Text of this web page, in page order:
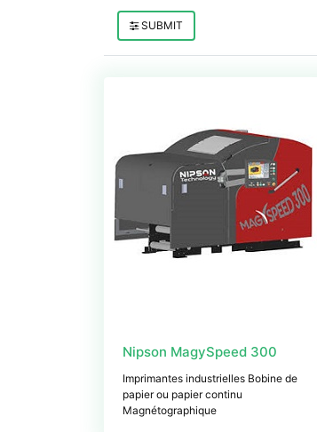
SUBMIT
Nipson MagySpeed 300
Imprimantes industrielles Bobine de
papier ou papier continu
Magnétographique